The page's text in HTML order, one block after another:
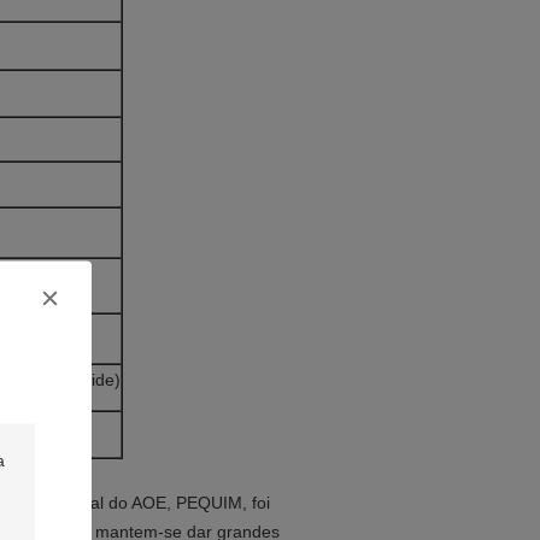
(andróide)
do AOE, PEQUIM, foi
anos. V&H mantem-se dar grandes